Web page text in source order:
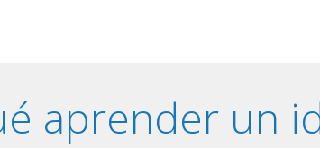
aprender un